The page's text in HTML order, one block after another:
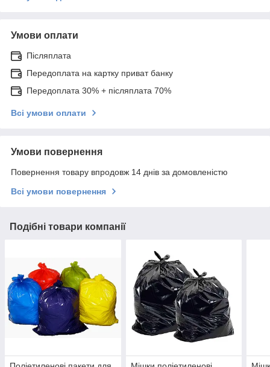
Умови оплати
Післяплата
Передоплата на картку приват банку
Передоплата 30% + післяплата 70%
Всі умови оплати
Умови повернення
Повернення товару впродовж 14 днів за домовленістю
Всі умови повернення
Подібні товари компанії